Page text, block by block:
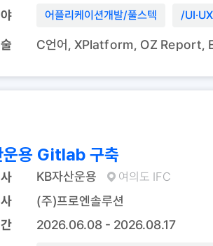
어플리케이션개발/풀스텍 /
C언어, XPlatform, OZ Report,
운용 Gitlab 구축
KB자산운용 여의도 IFC
(주)프로엔솔루션
2026.06.08 - 2026.08.17